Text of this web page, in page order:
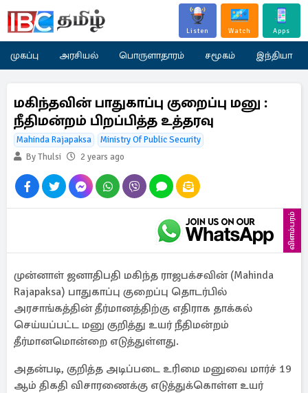
Listen Watch Apps
முகப்பு அரசியல் பொருளாதாரம் சமூகம் இந்தியா
மகிந்தவின் பாதுகாப்பு குறைப்பு மனு :
நீதிமன்றம் பிறப்பித்த உத்தரவு
Mahinda Rajapaksa
Ministry Of Public Security
By Thulsi
2 years ago
விளம்பரம்
முன்னாள் ஜனாதிபதி மகிந்த ராஜபக்சவின் (Mahinda
Rajapaksa) பாதுகாப்பு குறைப்பு தொடர்பில்
அரசாங்கத்தின் தீர்மானத்திற்கு எதிராக தாக்கல்
செய்யப்பட்ட மனு குறித்து உயர் நீதிமன்றம்
தீர்மானமொன்றை எடுத்துள்ளது.
அதன்படி, குறித்த அடிப்படை உரிமை மனுவை மார்ச் 19
ஆம் திகதி விசாரணைக்கு எடுத்துக்கொள்ள உயர்